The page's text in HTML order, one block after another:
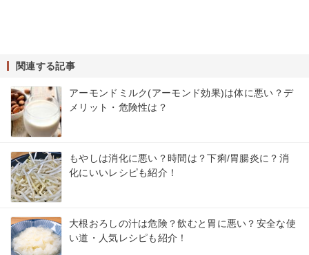
関連する記事
アーモンドミルク(アーモンド効果)は体に悪い？デ
メリット・危険性は？
もやしは消化に悪い？時間は？下痢/胃腸炎に？消
化にいいレシピも紹介！
大根おろしの汁は危険？飲むと胃に悪い？安全な使
い道・人気レシピも紹介！